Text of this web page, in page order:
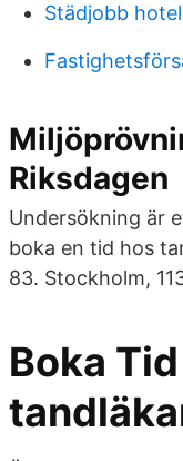
Städjobb
Riksdagen
Undersökning är
boka en tid hos
83. Stockholm,
Boka